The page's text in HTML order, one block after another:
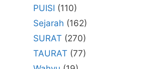
PUISI (110)
Sejarah (162)
SURAT (270)
TAURAT (77)